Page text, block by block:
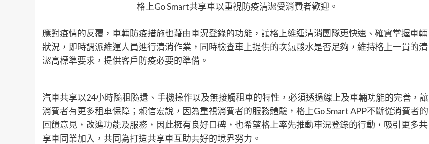
格上Go Smart共享車以重視防疫清潔受消費者歡迎。
應對疫情的反覆，車輛防疫措施也藉由車況登錄的功能，讓格上維運清消團隊更快速、確實掌握車輛
狀況，即時調派維運人員進行清消作業，同時檢查車上提供的次氯酸水是否足夠，維持格上一貫的清
潔高標準要求，提供客戶防疫必要的準備。
汽車共享以24小時隨租隨還、手機操作以及無接觸租車的特性，必須透過線上及車輛功能的完善，讓
消費者有更多租車保障；賴信宏說，因為重視消費者的服務體驗，格上Go Smart APP不斷從消費者的
回饋意見，改進功能及服務，因此擁有良好口碑，也希望格上率先推動車況登錄的行動，吸引更多共
享車同業加入，共同為打造共享車互助共好的境界努力。